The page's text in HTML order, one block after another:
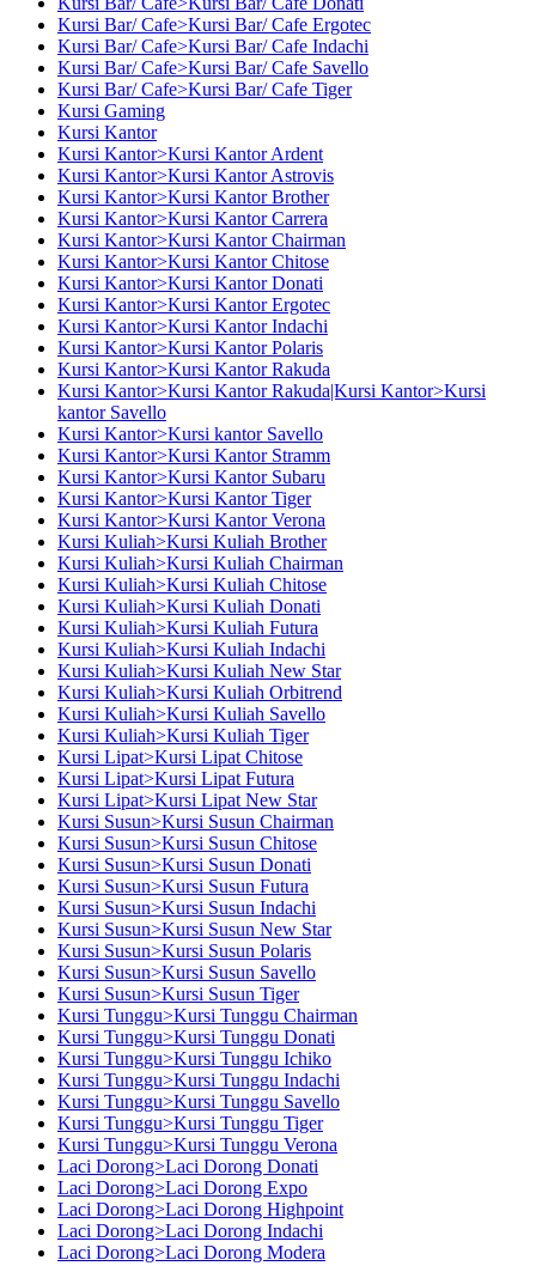
Kursi Bar/ Cafe>Kursi Bar/ Cafe Ergotec
Kursi Bar/ Cafe>Kursi Bar/ Cafe Indachi
Kursi Bar/ Cafe>Kursi Bar/ Cafe Savello
Kursi Bar/ Cafe>Kursi Bar/ Cafe Tiger
Kursi Gaming
Kursi Kantor
Kursi Kantor>Kursi Kantor Ardent
Kursi Kantor>Kursi Kantor Astrovis
Kursi Kantor>Kursi Kantor Brother
Kursi Kantor>Kursi Kantor Carrera
Kursi Kantor>Kursi Kantor Chairman
Kursi Kantor>Kursi Kantor Chitose
Kursi Kantor>Kursi Kantor Donati
Kursi Kantor>Kursi Kantor Ergotec
Kursi Kantor>Kursi Kantor Indachi
Kursi Kantor>Kursi Kantor Polaris
Kursi Kantor>Kursi Kantor Rakuda
Kursi Kantor>Kursi Kantor Rakuda|Kursi Kantor>Kursi
kantor Savello
Kursi Kantor>Kursi kantor Savello
Kursi Kantor>Kursi Kantor Stramm
Kursi Kantor>Kursi Kantor Subaru
Kursi Kantor>Kursi Kantor Tiger
Kursi Kantor>Kursi Kantor Verona
Kursi Kuliah>Kursi Kuliah Brother
Kursi Kuliah>Kursi Kuliah Chairman
Kursi Kuliah>Kursi Kuliah Chitose
Kursi Kuliah>Kursi Kuliah Donati
Kursi Kuliah>Kursi Kuliah Futura
Kursi Kuliah>Kursi Kuliah Indachi
Kursi Kuliah>Kursi Kuliah New Star
Kursi Kuliah>Kursi Kuliah Orbitrend
Kursi Kuliah>Kursi Kuliah Savello
Kursi Kuliah>Kursi Kuliah Tiger
Kursi Lipat>Kursi Lipat Chitose
Kursi Lipat>Kursi Lipat Futura
Kursi Lipat>Kursi Lipat New Star
Kursi Susun>Kursi Susun Chairman
Kursi Susun>Kursi Susun Chitose
Kursi Susun>Kursi Susun Donati
Kursi Susun>Kursi Susun Futura
Kursi Susun>Kursi Susun Indachi
Kursi Susun>Kursi Susun New Star
Kursi Susun>Kursi Susun Polaris
Kursi Susun>Kursi Susun Savello
Kursi Susun>Kursi Susun Tiger
Kursi Tunggu>Kursi Tunggu Chairman
Kursi Tunggu>Kursi Tunggu Donati
Kursi Tunggu>Kursi Tunggu Ichiko
Kursi Tunggu>Kursi Tunggu Indachi
Kursi Tunggu>Kursi Tunggu Savello
Kursi Tunggu>Kursi Tunggu Tiger
Kursi Tunggu>Kursi Tunggu Verona
Laci Dorong>Laci Dorong Donati
Laci Dorong>Laci Dorong Expo
Laci Dorong>Laci Dorong Highpoint
Laci Dorong>Laci Dorong Indachi
Laci Dorong>Laci Dorong Modera